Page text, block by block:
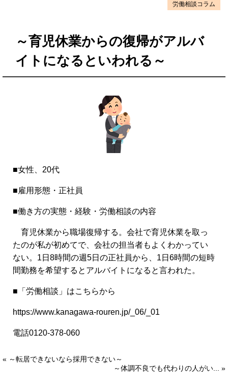
労働相談コラム
～育児休業からの復帰がアルバ
イトになるといわれる～
■女性、20代
■雇用形態・正社員
■働き方の実態・経験・労働相談の内容
育児休業から職場復帰する。会社で育児休業を取っ
たのが私が初めてで、会社の担当者もよくわかってい
ない。1日8時間の週5日の正社員から、1日6時間の短時
間勤務を希望するとアルバイトになると言われた。
■「労働相談」はこちらから
https://www.kanagawa-rouren.jp/_06/_01
電話0120-378-060
« ～転居できないなら採用できない～
～体調不良でも代わりの人がい... »